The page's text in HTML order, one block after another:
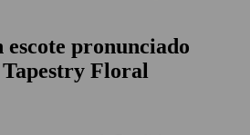
pronunciado
Floral